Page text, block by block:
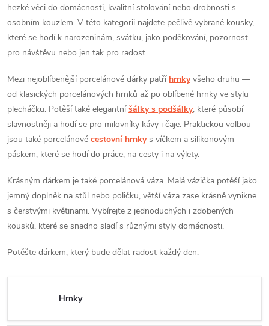
hezké věci do domácnosti, kvalitní stolování nebo drobnosti s
osobním kouzlem. V této kategorii najdete pečlivě vybrané kousky,
které se hodí k narozeninám, svátku, jako poděkování, pozornost
pro návštěvu nebo jen tak pro radost.
Mezi nejoblíbenější porcelánové dárky patří hrnkyvšeho druhu —
od klasických porcelánových hrnků až po oblíbené hrnky ve stylu
plecháčku. Potěší také elegantníšálky s podšálky, které působí
slavnostněji a hodí se pro milovníky kávy i čaje. Praktickou volbou
jsou také porcelánové cestovní hrnkys víčkem a silikonovým
páskem, které se hodí do práce, na cesty i na výlety.
Krásným dárkem je také porcelánová váza. Malá vázička potěší jako
jemný doplněk na stůl nebo poličku, větší váza zase krásně vynikne
s čerstvými květinami. Vybírejte z jednoduchých i zdobených
kousků, které se snadno sladí s různými styly domácnosti.
Potěšte dárkem, který bude dělat radost každý den.
Hrnky